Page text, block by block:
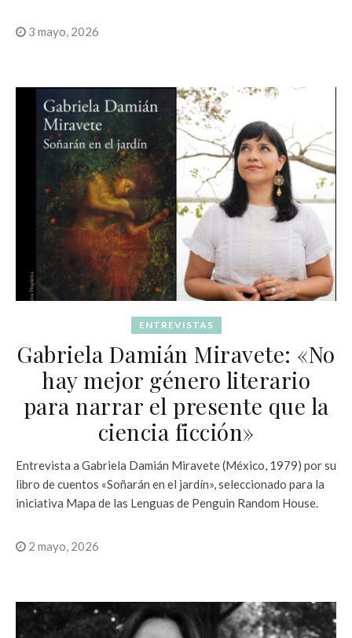
3 mayo, 2026
ENTREVISTAS
Gabriela Damián Miravete: «No
hay mejor género literario
para narrar el presente que la
ciencia ficción»
Entrevista a Gabriela Damián Miravete (México, 1979) por su
libro de cuentos «Soñarán en el jardín», seleccionado para la
iniciativa Mapa de las Lenguas de Penguin Random House.
2 mayo, 2026